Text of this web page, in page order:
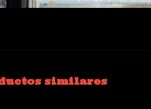
similares